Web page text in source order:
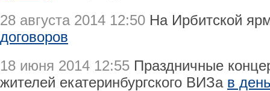
28 августа 2014 12:50 На Ирбитской
договоров
18 июня 2014 12:55 Праздничные
жителей екатеринбургского ВИЗа в